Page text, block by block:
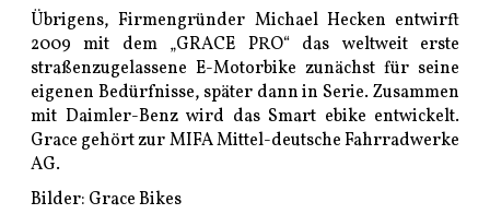
Übrigens, Firmengründer Michael Hecken entwirft
2009 mit dem „GRACE PRO“ das weltweit erste
straßenzugelassene E-Motorbike zunächst für seine
eigenen Bedürfnisse, später dann in Serie. Zusammen
mit Daimler-Benz wird das Smart ebike entwickelt.
Grace gehört zur MIFA Mittel-deutsche Fahrradwerke
AG.
Bilder: Grace Bikes